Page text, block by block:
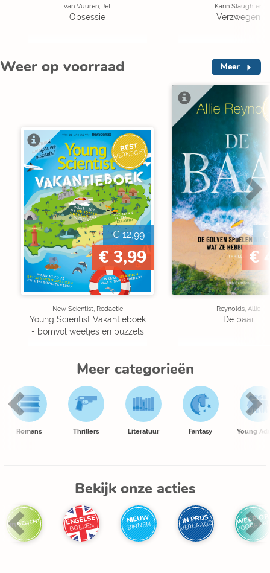
van Vuuren, Jet
Obsessie
Karin Slaughter
Verzwegen
Weer op voorraad Meer
BEST
VERKOCHT
€ 12,99
€ 3,99
New Scientist, Redactie
Young Scientist Vakantieboek
- bomvol weetjes en puzzels
€
€
Reynolds, Allie
De baai
Meer categorieën
Romans Thrillers Literatuur Fantasy Young
Bekijk onze acties
UITGELICHT ENGELSE
BOEKEN
NIEUW
BINNEN IN PRIJS
VERLAAGD WEER OP